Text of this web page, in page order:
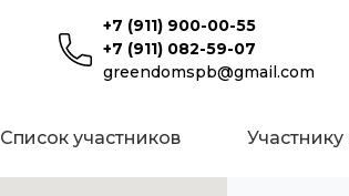
+7 (911) 900-00-55
+7 (911) 082-59-07
greendomspb@gmail.com
Список участников Участнику